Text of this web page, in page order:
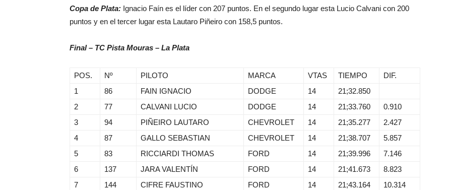
Copa de Plata: Ignacio Faín es el líder con 207 puntos. En el segundo lugar esta Lucio Calvani con 200
puntos y en el tercer lugar esta Lautaro Piñeiro con 158,5 puntos.
Final – TC Pista Mouras – La Plata
POS. Nº PILOTO MARCA VTAS TIEMPO
DIF.
1
86 FAIN IGNACIO DODGE 14
21;32.850
2
77 CALVANI LUCIO DODGE 14 21;33.760
0.910
3
94 PIÑEIRO LAUTARO CHEVROLET 14 21;35.277
2.427
4
87 GALLO SEBASTIAN CHEVROLET 14 21;38.707
5.857
5
83 RICCIARDI THOMAS FORD 14 21;39.996
7.146
6
137 JARA VALENTÍN FORD 14 21;41.673
8.823
7
144 CIFRE FAUSTINO FORD 14 21;43.164
10.314